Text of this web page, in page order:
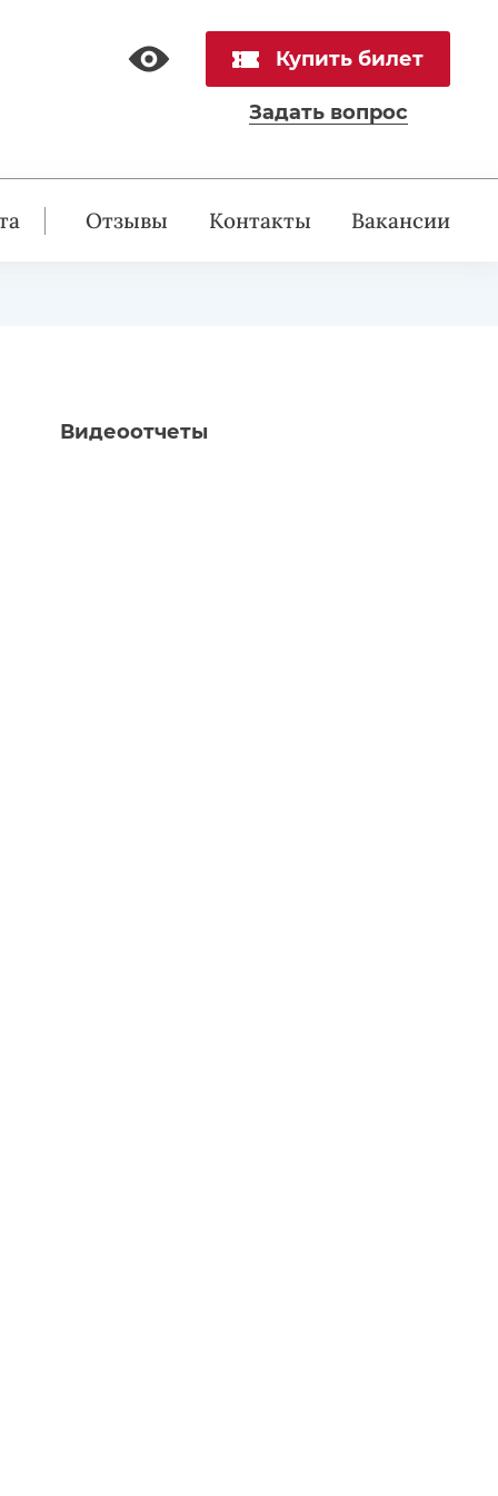
Купить билет
Задать вопрос
Отзывы Контакты Вакансии
Видеоотчеты